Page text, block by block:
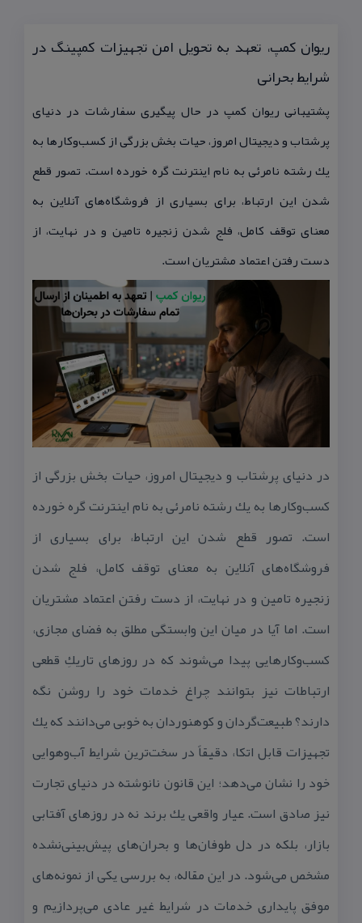
ریوان كمپ، تعهد به تحویل امن تجهیزات كمپینگ در
شرایط بحرانی
پشتیبانی ریوان كمپ در حال پیگیری سفارشات در دنیای
پرشتاب و دیجیتال امروز، حیات بخش بزرگی از كسب‌وكارها به
یك رشته نامرئی به نام اینترنت گره خورده است. تصور قطع
شدن این ارتباط، برای بسیاری از فروشگاه‌های آنلاین به
معنای توقف كامل، فلج شدن زنجیره تامین و در نهایت، از
دست رفتن اعتماد مشتریان است.
در دنیای پرشتاب و دیجیتال امروز، حیات بخش بزرگی از
كسب‌وكارها به یك رشته نامرئی به نام اینترنت گره خورده
است. تصور قطع شدن این ارتباط، برای بسیاری از
فروشگاه‌های آنلاین به معنای توقف كامل، فلج شدن
زنجیره تامین و در نهایت، از دست رفتن اعتماد مشتریان
است. اما آیا در میان این وابستگی مطلق به فضای مجازی،
كسب‌وكارهایی پیدا می‌شوند كه در روزهای تاریكِ قطعی
ارتباطات نیز بتوانند چراغ خدمات خود را روشن نگه
دارند؟ طبیعت‌گردان و كوهنوردان به خوبی می‌دانند كه یك
تجهیزات قابل اتكا، دقیقاً در سخت‌ترین شرایط آب‌وهوایی
خود را نشان می‌دهد؛ این قانون نانوشته در دنیای تجارت
نیز صادق است. عیار واقعی یك برند نه در روزهای آفتابی
بازار، بلكه در دل طوفان‌ها و بحران‌های پیش‌بینی‌نشده
مشخص می‌شود. در این مقاله، به بررسی یكی از نمونه‌های
موفق پایداری خدمات در شرایط غیر عادی می‌پردازیم و